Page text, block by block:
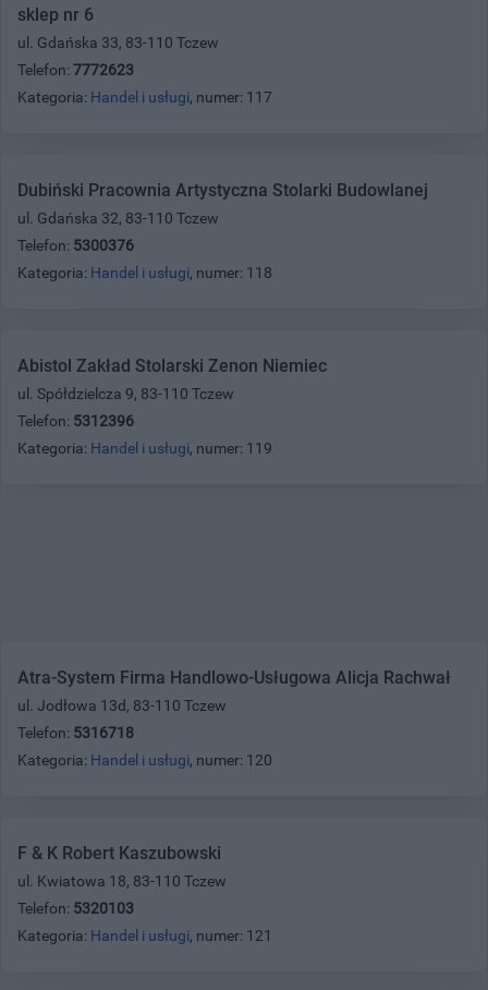
sklep nr 6
ul. Gdańska 33, 83-110 Tczew
Telefon: 7772623
Kategoria: Handel i usługi, numer: 117
Dubiński Pracownia Artystyczna Stolarki Budowlanej
ul. Gdańska 32, 83-110 Tczew
Telefon: 5300376
Kategoria: Handel i usługi, numer: 118
Abistol Zakład Stolarski Zenon Niemiec
ul. Spółdzielcza 9, 83-110 Tczew
Telefon: 5312396
Kategoria: Handel i usługi, numer: 119
Atra-System Firma Handlowo-Usługowa Alicja Rachwał
ul. Jodłowa 13d, 83-110 Tczew
Telefon: 5316718
Kategoria: Handel i usługi, numer: 120
F & K Robert Kaszubowski
ul. Kwiatowa 18, 83-110 Tczew
Telefon: 5320103
Kategoria: Handel i usługi, numer: 121